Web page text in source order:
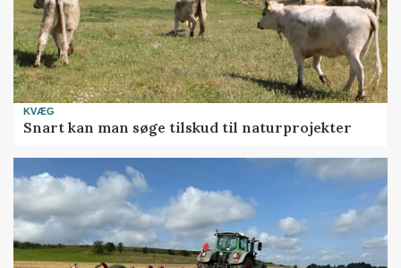
KVÆG
Snart kan man søge tilskud til naturprojekter